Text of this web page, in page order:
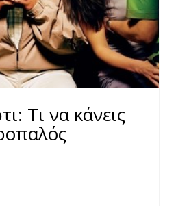
Τι να κάνεις